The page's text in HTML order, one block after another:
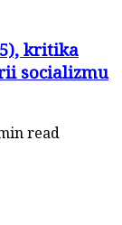
kritika
socializmu
read